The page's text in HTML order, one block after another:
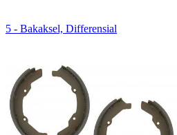
5 - Bakaksel, Differensial